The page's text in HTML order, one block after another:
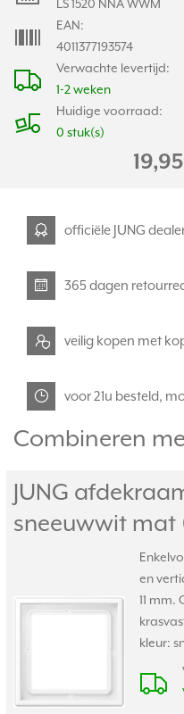
Verwachte levertijd:
1-2 weken
Huidige voorraad:
0 stuk(s)
LS 1520 NNA WWM
EAN:
4011377193574
19,95
officiële JUNG
365 dagen
veilig kopen met
voor 21u besteld,
Combineren
JUNG
sneeuwwit mat
en
11
kleur: